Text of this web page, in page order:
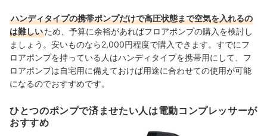
ハンディタイプの携帯ポンプだけで高圧状態まで空気を入れるの
は難しいため、予算に余裕があればフロアポンプの購入を検討し
ましょう。安いものなら2,000円程度で購入できます。すでにフ
ロアポンプを持っている人はハンディタイプを携帯用にして、フ
ロアポンプは自宅用に備えておけば用途に合わせての使用が可能
になるのでおすすめです。
ひとつのポンプで済ませたい人は電動コンプレッサーが
おすすめ